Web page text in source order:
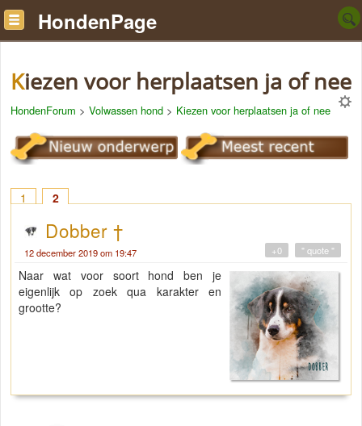
HondenPage
Kiezen voor herplaatsen ja of nee
HondenForum > Volwassen hond > Kiezen voor herplaatsen ja of nee
1 2
Dobber †
12 december 2019 om 19:47 " quote "
+0
Naar wat voor soort hond ben je
eigenlijk op zoek qua karakter en
grootte?